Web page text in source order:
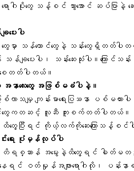
ောဂါပိုးတွေ သန့်စင် သွားအောင် ဆပ်ပြာ
ေးပါ
ာ သန်ကောင်တွေနဲ့ သန်းတွေရှိတတ်ပါတယ်။ ဒ
န်ချပေးပါ၊ သန်းဆေးသုံးပါ။ကြော
စေတတ်ပါတယ်။
အနာလေးတွေ အဖြစ်မခံပါနဲ့။
ြစ်လာသမျှ ကျန်းမာရေးပြဿနာ ပစ်မထားပ
ောင်တွေကတဆင့် လူဆီ ကူးစက်တတ်ပါတယ်။
ထိတွေ့ပြီးရင် ကိုယ့်လက်ကိုဆေးကြောသန့်စင်ပ
ရေး ပုံမှန်လုပ်ပါ
တိရစ္ဆာန် အမွေးနဲ့ထိတွေ့ရင် ဓါတ်မ
ရင် ဝတ်မှုန်အဖျားရောဂါလို၊ ပန်း